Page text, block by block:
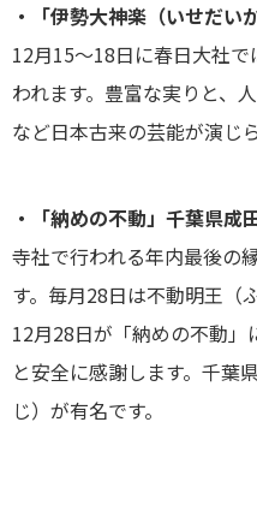
・「伊勢大神楽（いせだい
12月15～18日に春日大社
われます。豊富な実りと、
など日本古来の芸能が演じ
・「納めの不動」千葉県成
寺社で行われる年内最後の
す。毎月28日は不動明王（
12月28日が「納めの不動
と安全に感謝します。千葉
じ）が有名です。